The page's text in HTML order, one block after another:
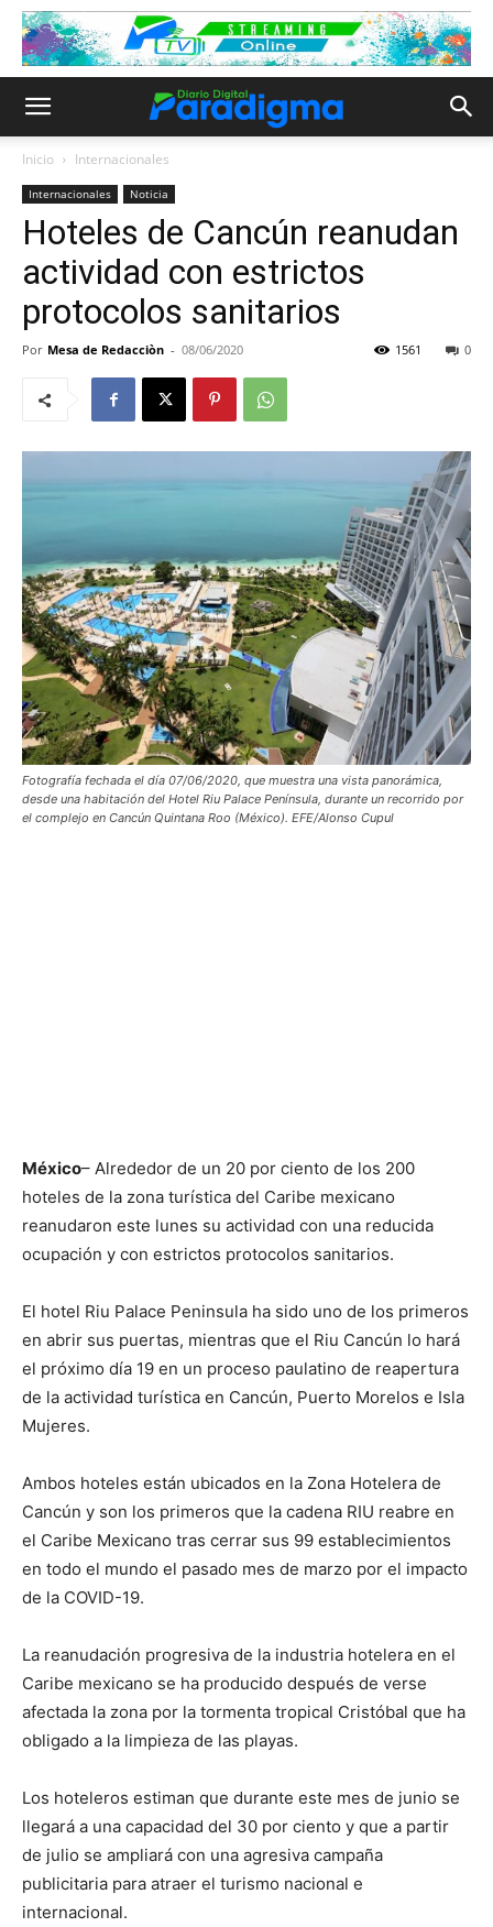
Inicio Internacionales
Internacionales Noticia
Hoteles de Cancún reanudan
actividad con estrictos
protocolos sanitarios
Por Mesa de Redacciòn - 08/06/2020 0
1561
Fotografía fechada el día 07/06/2020, que muestra una vista panorámica,
desde una habitación del Hotel Riu Palace Península, durante un recorrido por
el complejo en Cancún Quintana Roo (México). EFE/Alonso Cupul
México– Alrededor de un 20 por ciento de los 200
hoteles de la zona turística del Caribe mexicano
reanudaron este lunes su actividad con una reducida
ocupación y con estrictos protocolos sanitarios.
El hotel Riu Palace Peninsula ha sido uno de los primeros
en abrir sus puertas, mientras que el Riu Cancún lo hará
el próximo día 19 en un proceso paulatino de reapertura
de la actividad turística en Cancún, Puerto Morelos e Isla
Mujeres.
Ambos hoteles están ubicados en la Zona Hotelera de
Cancún y son los primeros que la cadena RIU reabre en
el Caribe Mexicano tras cerrar sus 99 establecimientos
en todo el mundo el pasado mes de marzo por el impacto
de la COVID-19.
La reanudación progresiva de la industria hotelera en el
Caribe mexicano se ha producido después de verse
afectada la zona por la tormenta tropical Cristóbal que ha
obligado a la limpieza de las playas.
Los hoteleros estiman que durante este mes de junio se
llegará a una capacidad del 30 por ciento y que a partir
de julio se ampliará con una agresiva campaña
publicitaria para atraer el turismo nacional e
internacional.